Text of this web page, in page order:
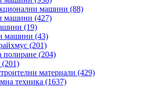
машини (88)
машини (427)
(19)
машини (43)
(201)
(204)
(201)
материали (429)
техника (1637)